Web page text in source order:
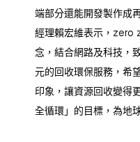
端部分還能開發製作成
經理賴宏維表示，zero
念，結合網路及科技，
元的回收環保服務，希
印象，讓資源回收變得
全循環」的目標，為地